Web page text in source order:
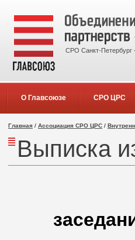
СРО Санкт-Петербург
О Главсоюзе СРО ЦРС
Главная / Ассоциация СРО ЦРС /
Выписка